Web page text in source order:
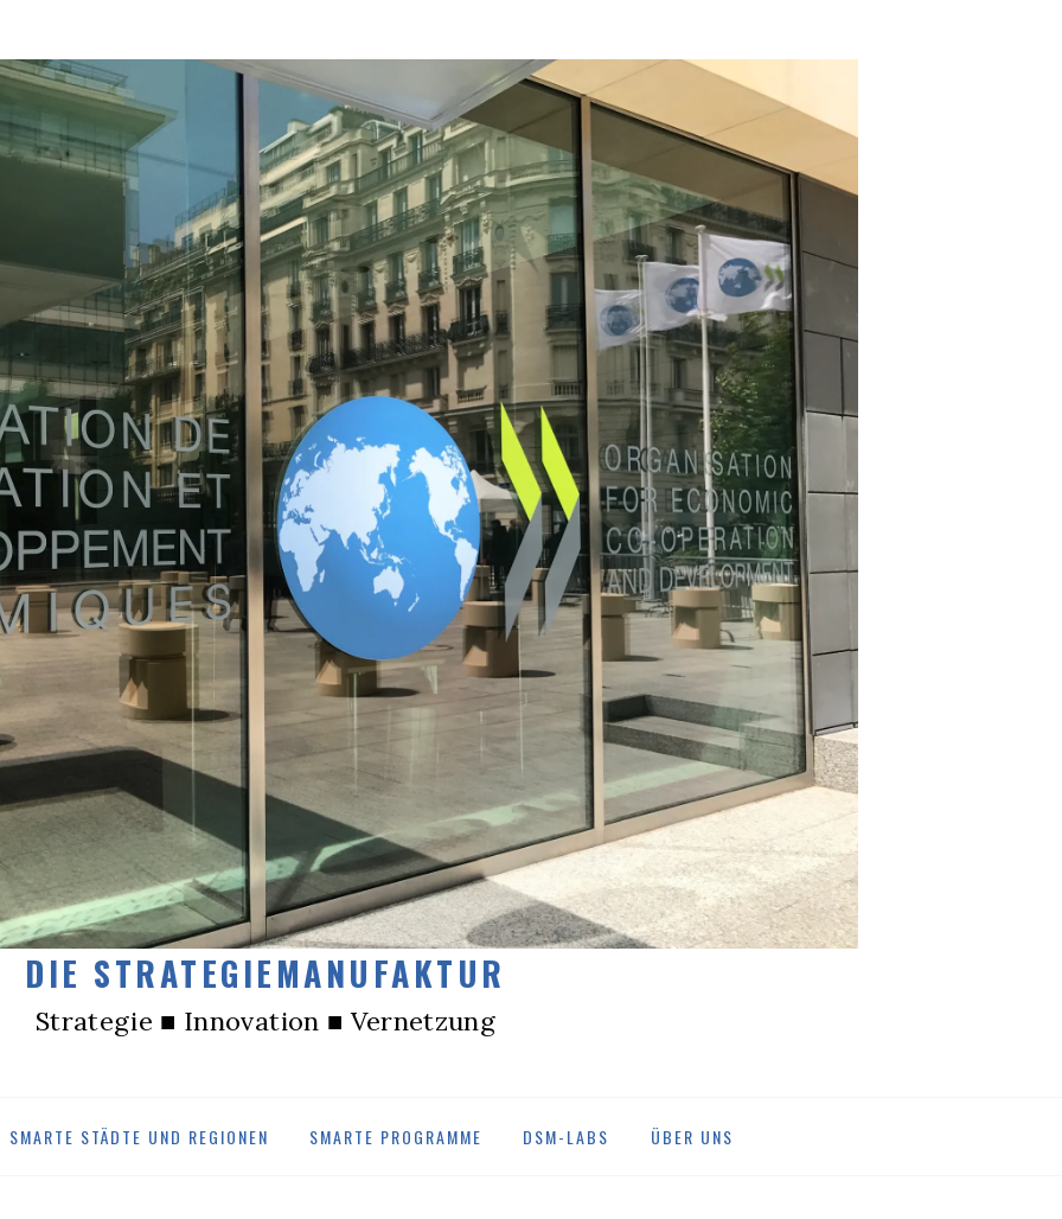
DIE STRATEGIEMANUFAKTUR
Strategie ■ Innovation ■ Vernetzung
SMARTE STÄDTE UND REGIONEN SMARTE PROGRAMME DSM-LABS ÜBER UNS